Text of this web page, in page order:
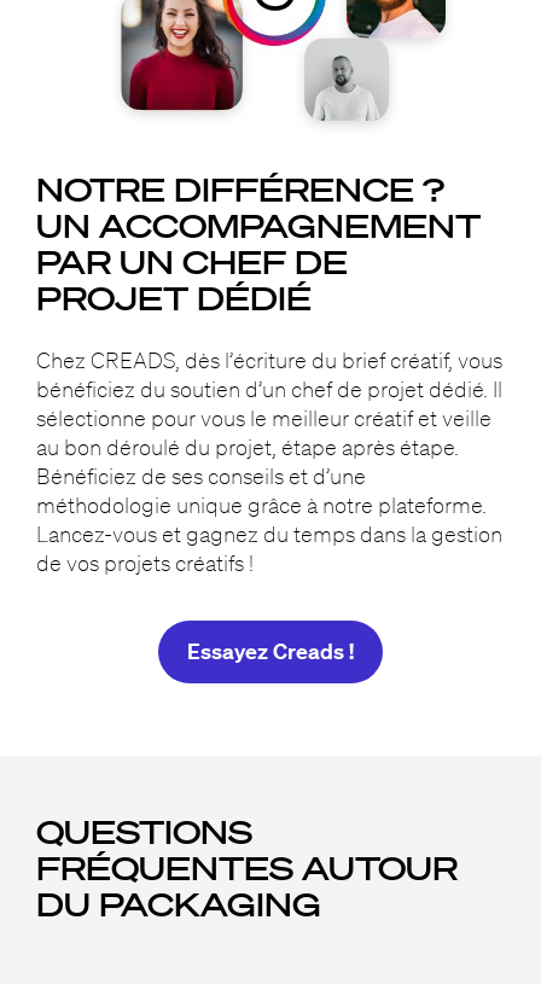
NOTRE DIFFÉRENCE ?
UN ACCOMPAGNEMENT
PAR UN CHEF DE
PROJET DÉDIÉ
Chez CREADS, dès l’écriture du brief créatif, vous
bénéficiez du soutien d’un chef de projet dédié. Il
sélectionne pour vous le meilleur créatif et veille
au bon déroulé du projet, étape après étape.
Bénéficiez de ses conseils et d’une
méthodologie unique grâce à notre plateforme.
Lancez-vous et gagnez du temps dans la gestion
de vos projets créatifs !
Essayez Creads !
QUESTIONS
FRÉQUENTES AUTOUR
DU PACKAGING